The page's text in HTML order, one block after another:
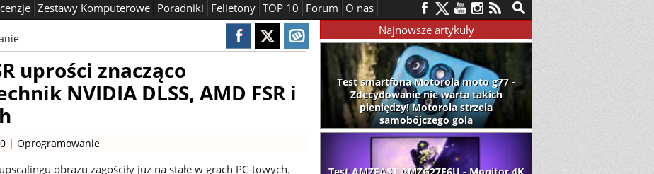
Zestawy Komputerowe Poradniki Felietony TOP 10 Forum O nas
uprości znacząco
NVIDIA DLSS, AMD FSR i
| Oprogramowanie
obrazu zagościły już na stałe w grach PC-towych.
Najnowsze artykuły
Test smartfona Motorola moto g77 -
Zdecydowanie nie warta takich
pieniędzy! Motorola strzela
samobójczego gola